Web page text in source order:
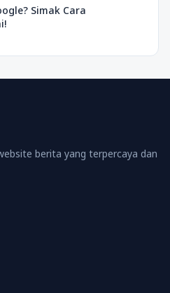
Simak Cara
berita yang terpercaya dan